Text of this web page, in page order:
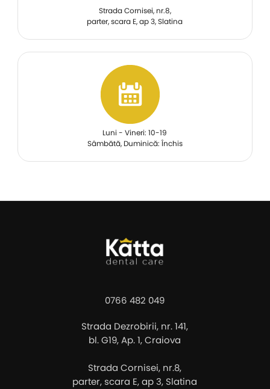
Strada Cornisei, nr.8,
parter, scara E, ap 3, Slatina
Luni - Vineri: 10-19
Sâmbătă, Duminică: Închis
0766 482 049
Strada Dezrobirii, nr. 141,
bl. G19, Ap. 1, Craiova
Strada Cornisei, nr.8,
parter, scara E, ap 3, Slatina